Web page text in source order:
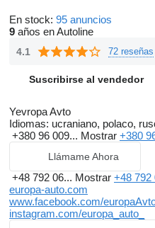
En stock: 95 anuncios
9 años en Autoline
4.1 72 reseñas
Suscribirse al vendedor
Yevropa Avto
Idiomas: ucraniano, polaco,
+380 96 009... Mostrar +380
Llámame Ahora
+48 792 06... Mostrar +48 792
europa-auto.com
www.facebook.com/
instagram.com/europa_auto_